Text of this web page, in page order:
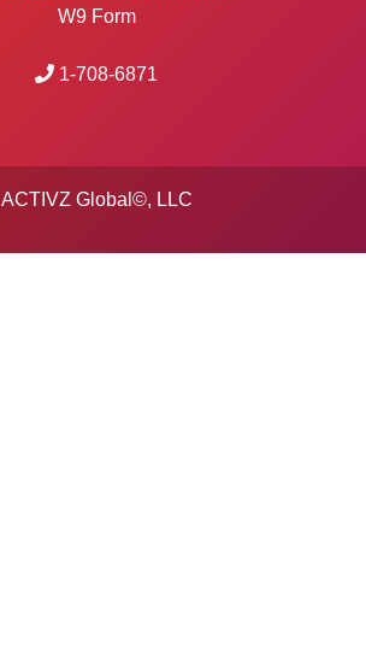
W9 Form
1-708-6871
ACTIVZ Global©, LLC